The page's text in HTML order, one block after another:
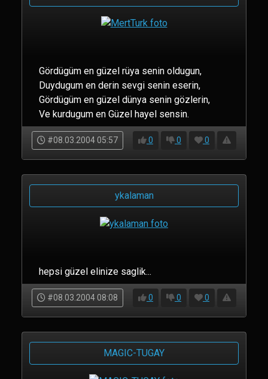
Gördügüm en güzel rüya senin oldugun,
Duydugum en derin sevgi senin eserin,
Gördügüm en güzel dünya senin gözlerin,
Ve kurdugum en Güzel hayel sensin.
#08.03.2004 05:57 0 0 0
ykalaman
hepsi güzel elinize saglik...
#08.03.2004 08:08 0 0 0
MAGIC-TUGAY